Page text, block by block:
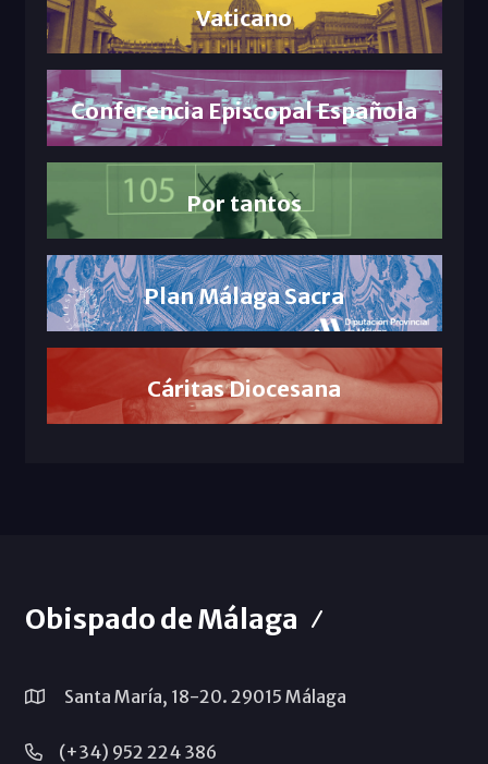
Vaticano
Conferencia Episcopal Española
Por tantos
Plan Málaga Sacra
Cáritas Diocesana
Obispado de Málaga
Santa María, 18-20. 29015 Málaga
(+34) 952 224 386